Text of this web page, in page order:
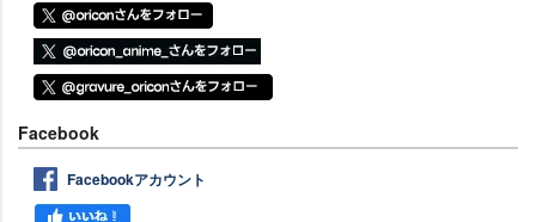
Facebook
Facebookアカウント